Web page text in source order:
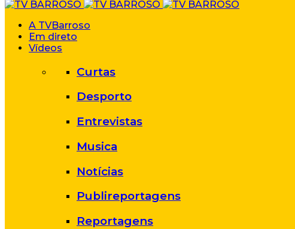
A TVBarroso
Em direto
Vídeos
Curtas
Desporto
Entrevistas
Musica
Notícias
Publireportagens
Reportagens